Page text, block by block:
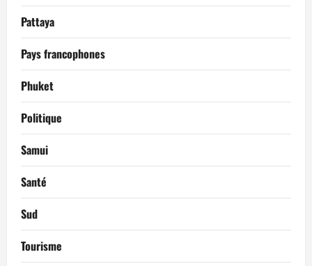
Pattaya
Pays francophones
Phuket
Politique
Samui
Santé
Sud
Tourisme